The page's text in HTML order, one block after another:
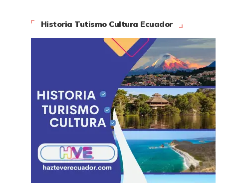
Historia Tutismo Cultura Ecuador